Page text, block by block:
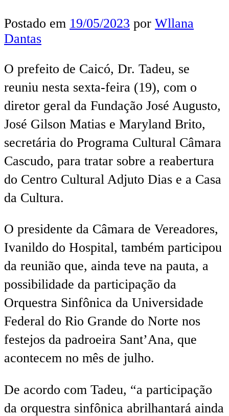
Postado em 19/05/2023 por Wllana
Dantas
O prefeito de Caicó, Dr. Tadeu, se
reuniu nesta sexta-feira (19), com o
diretor geral da Fundação José Augusto,
José Gilson Matias e Maryland Brito,
secretária do Programa Cultural Câmara
Cascudo, para tratar sobre a reabertura
do Centro Cultural Adjuto Dias e a Casa
da Cultura.
O presidente da Câmara de Vereadores,
Ivanildo do Hospital, também participou
da reunião que, ainda teve na pauta, a
possibilidade da participação da
Orquestra Sinfônica da Universidade
Federal do Rio Grande do Norte nos
festejos da padroeira Sant’Ana, que
acontecem no mês de julho.
De acordo com Tadeu, “a participação
da orquestra sinfônica abrilhantará ainda